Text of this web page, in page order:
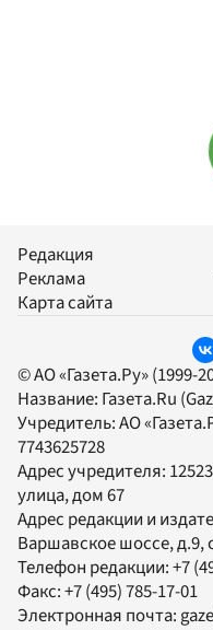
Редакция
Реклама
Карта сайта
© АО «Газета.Ру» (1999-
Название: Газета.Ru
Учредитель:АО
7743625728
Адрес учредителя:
улица, дом 67
Адрес редакции и
Варшавское шоссе, д.9,
Телефон редакции:+7
Факс:+7 (495) 785-17-01
Электронная почта: